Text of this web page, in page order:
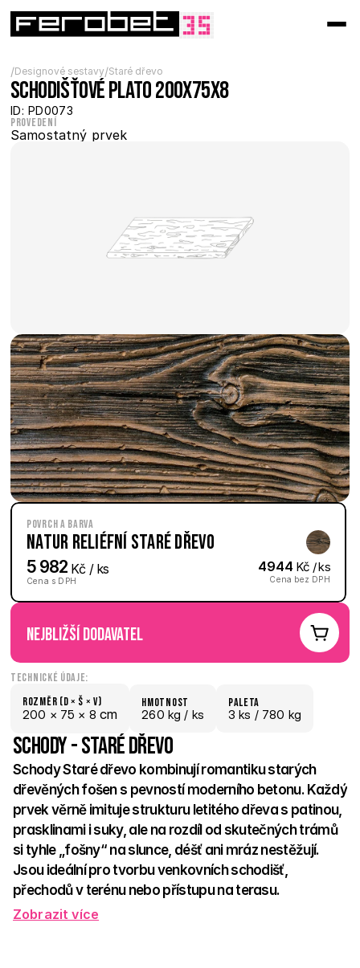
/Designové sestavy/Staré dřevo
Schodišťové plato 200x75x8
ID: PD0073
Provedení
Samostatný prvek
Povrch a barva
Natur reliéfní Staré dřevo
5 982 Kč / ks
Cena s DPH
4944 Kč / ks
Cena bez DPH
nejbližší dodavatel
Technické údaje:
Rozměr (D × š × V)
200 × 75 × 8 cm
hmotnost
260 kg / ks
paletA
3 ks / 780 kg
Schody - Staré dřevo
Schody Staré dřevo kombinují romantiku starých
dřevěných fošen s pevností moderního betonu. Každý
prvek věrně imituje strukturu letitého dřeva s patinou,
prasklinami i suky, ale na rozdíl od skutečných trámů
si tyhle „fošny“ na slunce, déšť ani mráz nestěžují.
Jsou ideální pro tvorbu venkovních schodišť,
přechodů v terénu nebo přístupu na terasu.
Protiskluzový povrch přináší bezpečí, betonová konstrukce
Zobrazit více